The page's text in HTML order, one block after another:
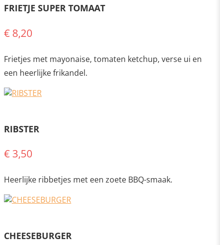
FRIETJE SUPER TOMAAT
€ 8,20
Frietjes met mayonaise, tomaten ketchup, verse ui en
een heerlijke frikandel.
RIBSTER
€ 3,50
Heerlijke ribbetjes met een zoete BBQ-smaak.
CHEESEBURGER